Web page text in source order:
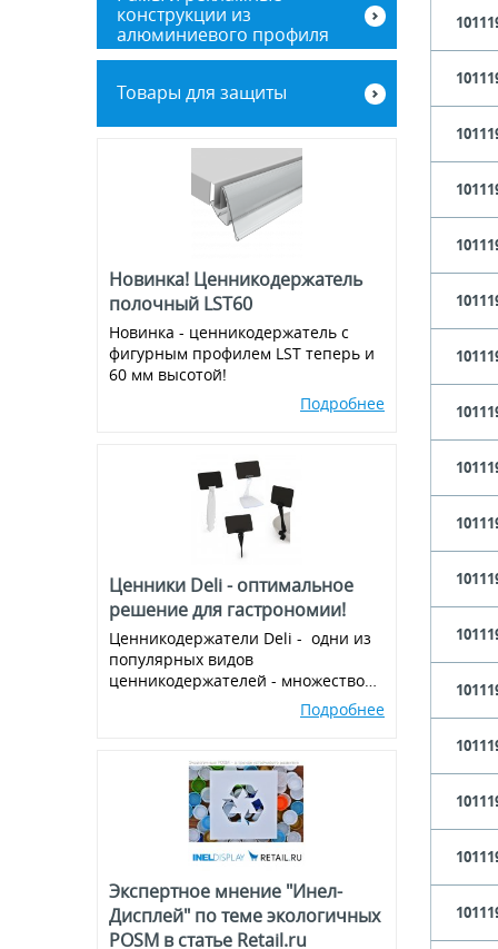
стандартная с 2-мя ручками
Корзина-тележка пластиковая
с 2-мя ручками на колесах 38 л
Подвесная система POSTER
RAIL и комплектующие
Карманы-протекторы для
подвешивания
Аксессуары для подвешивания
SUPERGRIP/"АКУЛА"
Фурнитура для картонных
дисплеев
Металлическая фурнитура
Присоски
Ножки для воблеров
Пластиковые крючки на
эконом-панель и перфорацию
конструкции из
алюминиевого профиля
Рамы из алюминиевого клик-
Товары для защиты
Экраны для кассовой зоны
Новинка! Ценникодержатель
полочный LST60
Новинка - ценникодержатель с
фигурным профилем LST теперь и
60 мм высотой!
Подробнее
Ценники Deli - оптимальное
решение для гастрономии!
Ценникодержатели Deli - одни из
популярных видов
ценникодержателей - множество
вариантов и комбинаций, всегда в
Подробнее
Экспертное мнение "Инел-
Дисплей" по теме экологичных
POSM в статье Retail.ru